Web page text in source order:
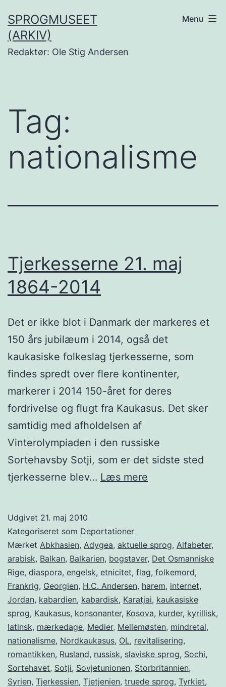
til
indhold
SPROGMUSEET
(ARKIV)
Redaktør: Ole Stig Andersen
Menu
Tag:
nationalisme
Tjerkesserne 21. maj
1864-2014
Det er ikke blot i Danmark der markeres et
150 års jubilæum i 2014, også det
kaukasiske folkeslag tjerkesserne, som
findes spredt over flere kontinenter,
markerer i 2014 150-året for deres
fordrivelse og flugt fra Kaukasus. Det sker
samtidig med afholdelsen af
Vinterolympiaden i den russiske
Sortehavsby Sotji, som er det sidste sted
tjerkesserne blev… Læs mere
2014
Udgivet 21. maj 2010
Kategoriseret som Deportationer
Mærket Abkhasien, Adygea, aktuelle sprog, Alfabeter,
arabisk, Balkan, Balkarien, bogstaver, Det Osmanniske
Rige, diaspora, engelsk, etnicitet, flag, folkemord,
Frankrig, Georgien, H.C. Andersen, harem, internet,
Jordan, kabardien, kabardisk, Karatjai, kaukasiske
sprog, Kaukasus, konsonanter, Kosova, kurder, kyrillisk,
latinsk, mærkedage, Medier, Mellemøsten, mindretal,
nationalisme, Nordkaukasus, OL, revitalisering,
romantikken, Rusland, russisk, slaviske sprog, Sochi,
Sortehavet, Sotji, Sovjetunionen, Storbritannien,
Syrien, Tjerkessien, Tjetjenien, truede sprog, Tyrkiet,